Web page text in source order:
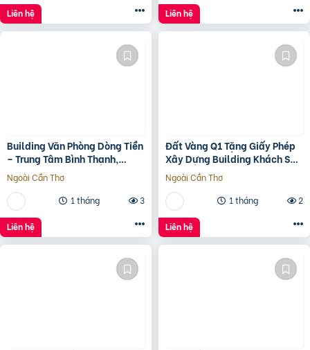
Liên hệ Liên hệ
Building Văn Phòng Dòng Tiền
– Trung Tâm Bình Thạnh,
Tp.hcm Chỉ 100Tr/M2 Đất
Ngoài Cần Thơ
1 tháng
3
Liên hệ
Đất Vàng Q1 Tặng Giấy Phép
Xây Dựng Building Khách Sạn
12 Tầng
Ngoài Cần Thơ
1 tháng
2
Liên hệ